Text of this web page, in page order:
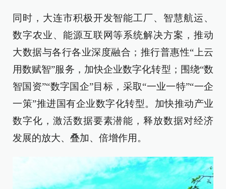
同时，大连市积极开发智能工厂、智慧航运、
数字农业、能源互联网等系统解决方案，推动
大数据与各行各业深度融合；推行普惠性“上云
用数赋智”服务，加快企业数字化转型；围绕“数
智国资”“数字国企”目标，采取“一业一特”“一企
一策”推进国有企业数字化转型。加快推动产业
数字化，激活数据要素潜能，释放数据对经济
发展的放大、叠加、倍增作用。